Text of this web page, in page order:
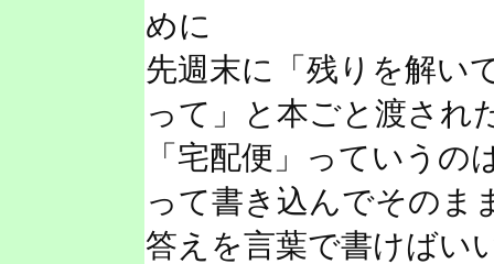
めに
先週末に「残りを解い
って」と本ごと渡され
「宅配便」っていう
って書き込んでそのま
答えを言葉で書けばい